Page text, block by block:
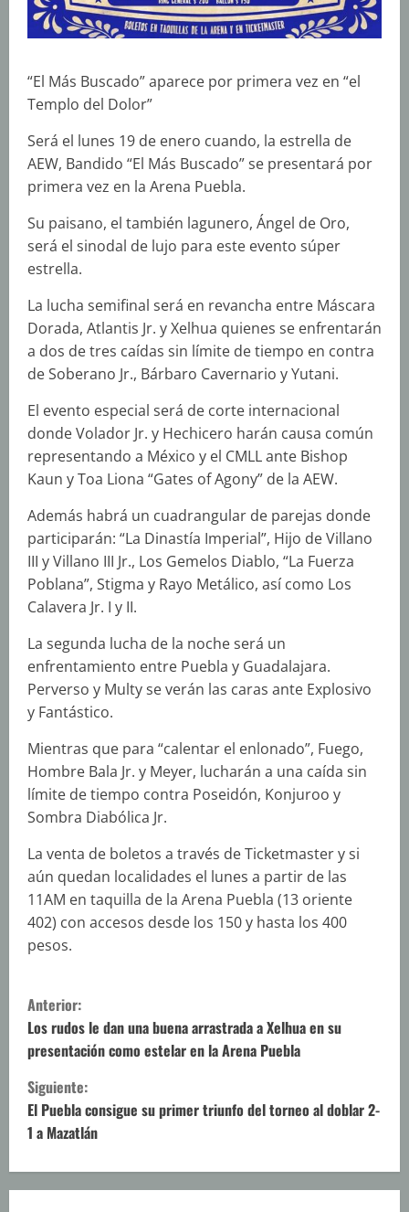
“El Más Buscado” aparece por primera vez en “el
Templo del Dolor”
Será el lunes 19 de enero cuando, la estrella de
AEW, Bandido “El Más Buscado” se presentará por
primera vez en la Arena Puebla.
Su paisano, el también lagunero, Ángel de Oro,
será el sinodal de lujo para este evento súper
estrella.
La lucha semifinal será en revancha entre Máscara
Dorada, Atlantis Jr. y Xelhua quienes se enfrentarán
a dos de tres caídas sin límite de tiempo en contra
de Soberano Jr., Bárbaro Cavernario y Yutani.
El evento especial será de corte internacional
donde Volador Jr. y Hechicero harán causa común
representando a México y el CMLL ante Bishop
Kaun y Toa Liona “Gates of Agony” de la AEW.
Además habrá un cuadrangular de parejas donde
participarán: “La Dinastía Imperial”, Hijo de Villano
III y Villano III Jr., Los Gemelos Diablo, “La Fuerza
Poblana”, Stigma y Rayo Metálico, así como Los
Calavera Jr. I y II.
La segunda lucha de la noche será un
enfrentamiento entre Puebla y Guadalajara.
Perverso y Multy se verán las caras ante Explosivo
y Fantástico.
Mientras que para “calentar el enlonado”, Fuego,
Hombre Bala Jr. y Meyer, lucharán a una caída sin
límite de tiempo contra Poseidón, Konjuroo y
Sombra Diabólica Jr.
La venta de boletos a través de Ticketmaster y si
aún quedan localidades el lunes a partir de las
11AM en taquilla de la Arena Puebla (13 oriente
402) con accesos desde los 150 y hasta los 400
pesos.
S
i
g
u
e
l
Anterior:
Los rudos le dan una buena arrastrada a Xelhua en su
presentación como estelar en la Arena Puebla
Siguiente:
El Puebla consigue su primer triunfo del torneo al doblar 2-
1 a Mazatlán